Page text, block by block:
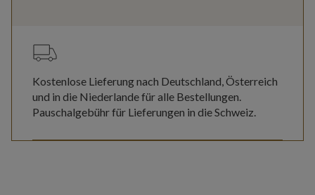
Kostenlose Lieferung nach Deutschland, Österreich
und in die Niederlande für alle Bestellungen.
Pauschalgebühr für Lieferungen in die Schweiz.